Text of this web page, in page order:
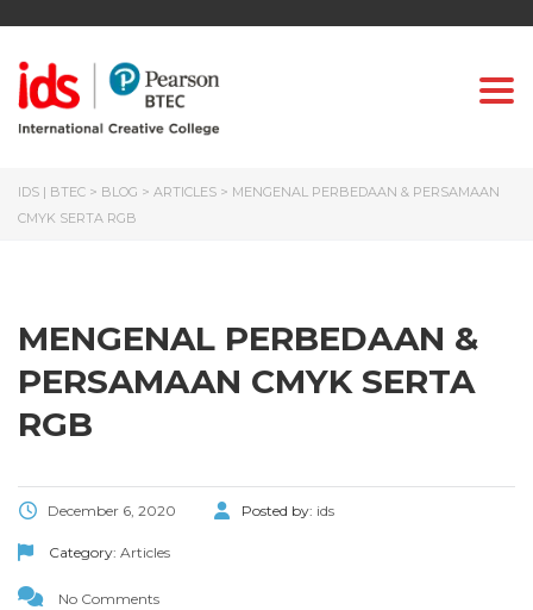
IDS | BTEC > BLOG > ARTICLES > MENGENAL PERBEDAAN & PERSAMAAN
CMYK SERTA RGB
MENGENAL PERBEDAAN &
PERSAMAAN CMYK SERTA
RGB
December 6, 2020 Posted by: ids
Category: Articles
No Comments